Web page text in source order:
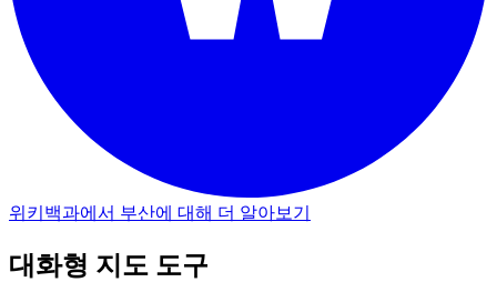
위키백과에서 부산에 대해 더 알아보기
대화형 지도 도구